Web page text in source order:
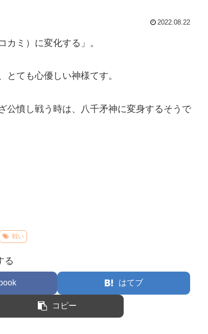
2022.08.22
カミ）に変化する」。
とても心優しい神様てす。
公憤し戦う時は、八千矛神に変身するそうで
戦い
る
はてブ
コピー